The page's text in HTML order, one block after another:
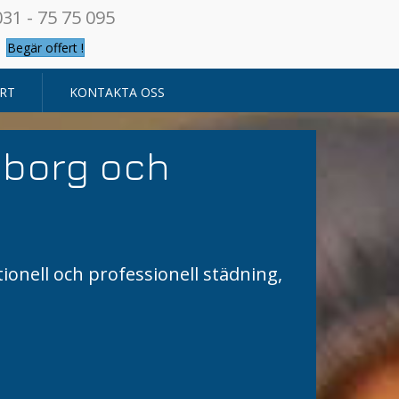
- 75 75 095
Begär offert !
KONTAKTA OSS
och
och professionell städning,